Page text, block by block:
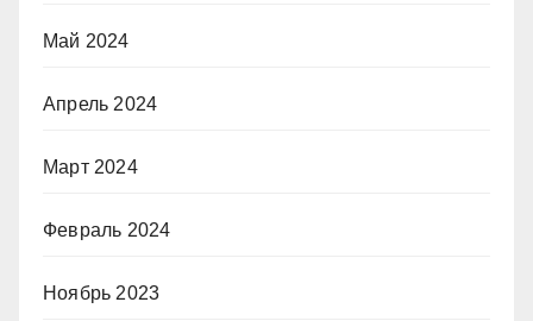
Май 2024
Апрель 2024
Март 2024
Февраль 2024
Ноябрь 2023